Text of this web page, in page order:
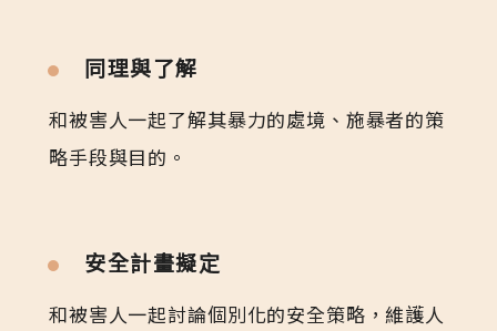
同理與了解
和被害人一起了解其暴力的處境、施暴者的策
略手段與目的。
安全計畫擬定
和被害人一起討論個別化的安全策略，維護人